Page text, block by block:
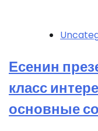
Есенин
класс
основные